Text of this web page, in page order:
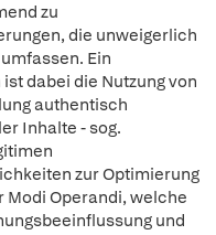
zu
die unweigerlich
Ein
dabei die Nutzung von
authentisch
Inhalte - sog.
zur Optimierung
Operandi, welche
und